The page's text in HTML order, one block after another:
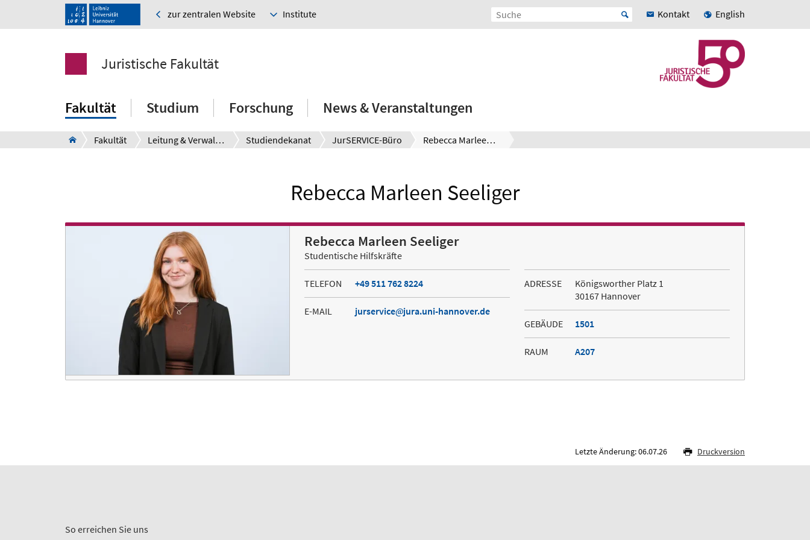
zur zentralen Website Institute Kontakt English
Juristische Fakultät
Fakultät Studium Forschung News & Veranstaltungen
Fakultät Leitung & Verwaltung Studiendekanat JurSERVICE-Büro Rebecca Marleen Seeliger
Rebecca Marleen Seeliger
Rebecca Marleen Seeliger
Studentische Hilfskräfte
TELEFON +49 511 762 8224
E-MAIL jurservice jura.uni-hannover.de
ADRESSE
Königsworther Platz 1
30167 Hannover
GEBÄUDE 1501
RAUM A207
Letzte Änderung: 06.07.26 Druckversion
So erreichen Sie uns